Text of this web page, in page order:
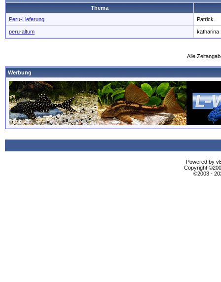
Thema
Peru-Lieferung
Patrick.
peru-altum katharina
Alle
Werbung
Powered by
Copyright
©2003 -